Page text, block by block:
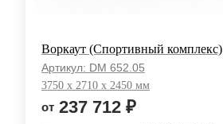
Воркаут (Спортивный комплекс)
Артикул: DM 652.05
3750 x 2710 x 2450 мм
237 712 ₽